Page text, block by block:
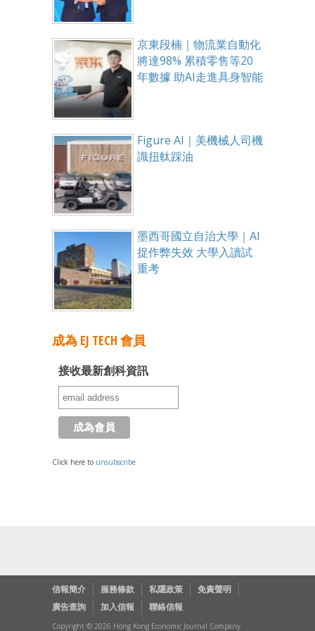
京東段楠｜物流業自動化
將達98% 累積零售等20
年數據 助AI走進具身智能
Figure AI｜美機械人司機
識扭軚踩油
墨西哥國立自治大學｜AI
捉作弊失效 大學入讀試
重考
成為 EJ TECH 會員
接收最新創科資訊
Click here to unsubscribe
信報簡介 服務條款 私隱政策
免責聲明
廣告查詢
加入信報 聯絡信報
Copyright © 2026 Hong Kong Economic Journal Company